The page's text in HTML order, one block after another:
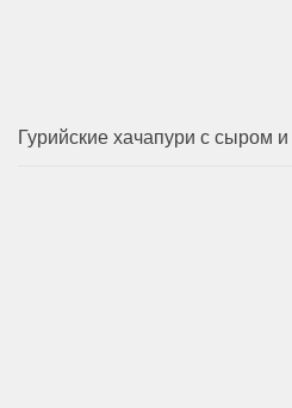
Гурийские хачапури с сыром